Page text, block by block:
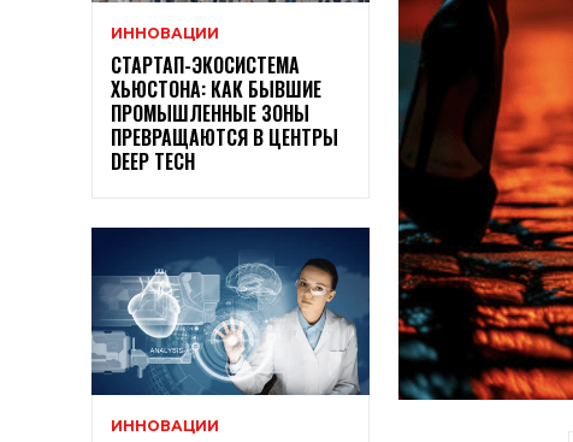
ИННОВАЦИИ
СТАРТАП-ЭКОСИСТЕМА
ХЬЮСТОНА: КАК БЫВШИЕ
ПРОМЫШЛЕННЫЕ ЗОНЫ
ПРЕВРАЩАЮТСЯ В ЦЕНТРЫ
DEEP TECH
ИННОВАЦИИ